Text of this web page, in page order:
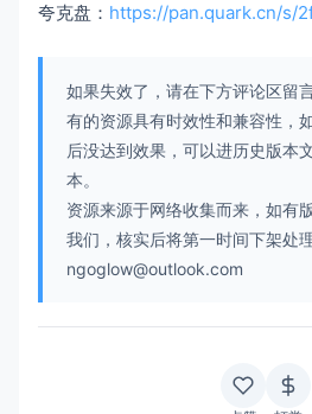
夸克盘： https://pan.quark.cn/s/
如果失效了，请在下方评论区留
有的资源具有时效性和兼容性，
后没达到效果，可以进历史版本
本。
资源来源于网络收集而来，如有
我们，核实后将第一时间下架处
ngoglow@outlook.com